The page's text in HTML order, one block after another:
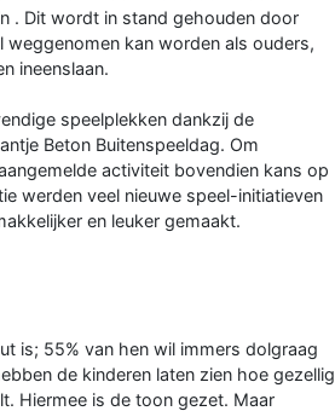
. Dit wordt in stand gehouden door
weggenomen kan worden als ouders,
ineenslaan.
speelplekken dankzij de
Beton Buitenspeeldag. Om
activiteit bovendien kans op
werden veel nieuwe speel-initiatieven
en leuker gemaakt.
is; 55% van hen wil immers dolgraag
de kinderen laten zien hoe gezellig
Hiermee is de toon gezet. Maar